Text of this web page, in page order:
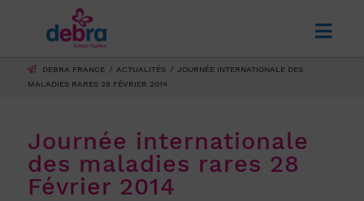
DEBRA FRANCE ACTUALITÉS
JOURNÉE INTERNATIONALE DES
MALADIES RARES 28 FÉVRIER 2014
Journée internationale
des maladies rares 28
Février 2014